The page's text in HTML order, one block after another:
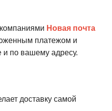
Новая почта
платежом и
и по вашему адресу.
доставку самой